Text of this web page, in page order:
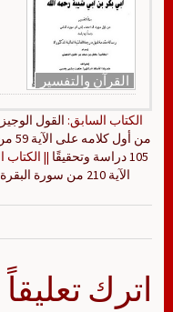
القرآن والتفسير
الكتاب السابق: القول
من
105 دراسة وتحقيقًا
|| الكتاب
الآية 210 من سورة البقرة لابن الفرس الخزرجي تحقيق ودراسة
اترك تعليقاً